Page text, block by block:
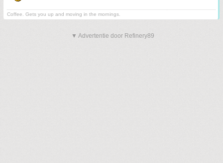
Coffee. Gets you up and moving in the mornings.
▼ Advertentie door Refinery89